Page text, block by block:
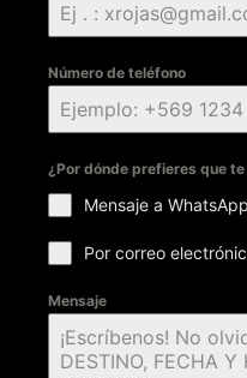
Número de teléfono
¿Por dónde prefieres que
Mensaje a WhatsApp
Por correo
Mensaje